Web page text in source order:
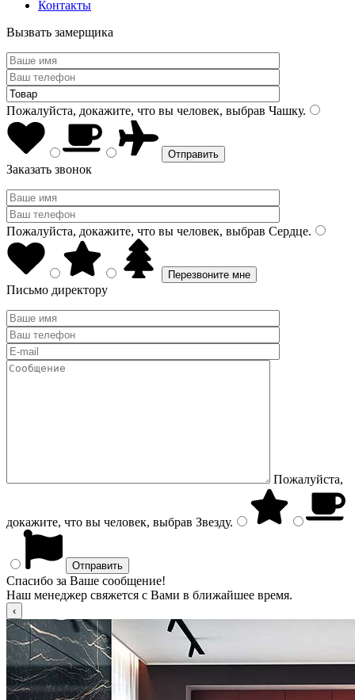
Контакты
Вызвать замерщика
Пожалуйста, докажите, что вы человек, выбрав Чашку.
Заказать звонок
Пожалуйста, докажите, что вы человек, выбрав Сердце.
Письмо директору
Пожалуйста,
докажите, что вы человек, выбрав Звезду.
Спасибо за Ваше сообщение!
Наш менеджер свяжется с Вами в ближайшее время.